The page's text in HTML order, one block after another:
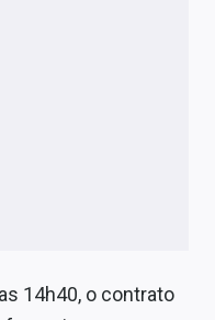
14h40, o contrato